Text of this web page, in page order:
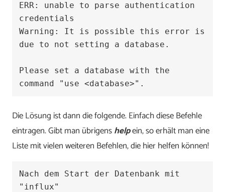
ERR: unable to parse authentication
credentials
Warning: It is possible this error is
due to not setting a database.
Please set a database with the
command "use <database>".
Die Lösung ist dann die folgende. Einfach diese Befehle
eintragen. Gibt man übrigenshelpein, so erhält man eine
Liste mit vielen weiteren Befehlen, die hier helfen können!
Nach dem Start der Datenbank mit
"influx"